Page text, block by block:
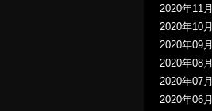
2020年11月
2020年10月
2020年09月
2020年08月
2020年07月
2020年06月